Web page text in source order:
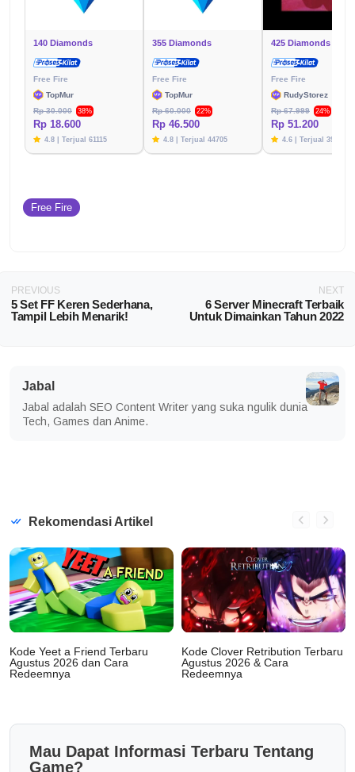
140 Diamonds
Free Fire
TopMur
Rp 30.000
38%
Rp 18.600
4.8 | Terjual 61115
355 Diamonds
Free Fire
TopMur
Rp 60.000
22%
Rp 46.500
4.8 | Terjual 44705
425 Diamonds
Free Fire
RudyStorez
Rp 67.999
24%
Rp 51.200
4.6 | Terjual 39783
Free Fire
PREVIOUS
5 Set FF Keren Sederhana,
Tampil Lebih Menarik!
NEXT
6 Server Minecraft Terbaik
Untuk Dimainkan Tahun 2022
Jabal
Jabal adalah SEO Content Writer yang suka ngulik dunia
Tech, Games dan Anime.
Rekomendasi Artikel
Kode Yeet a Friend Terbaru
Agustus 2026 dan Cara
Redeemnya
Kode Clover Retribution Terbaru
Agustus 2026 & Cara
Redeemnya
Mau Dapat Informasi Terbaru Tentang
Game?